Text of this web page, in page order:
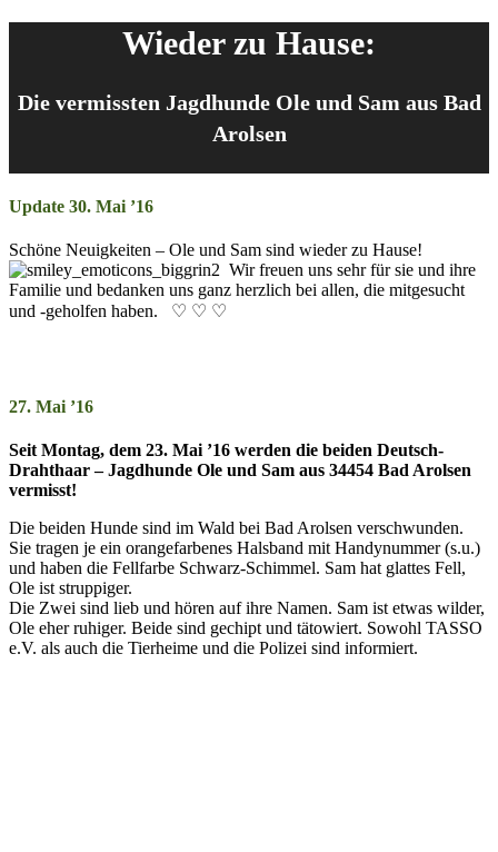
Wieder zu Hause:
Die vermissten Jagdhunde Ole und Sam aus Bad
Arolsen
Update 30. Mai ’16
Schöne Neu­ig­keit­en – Ole und Sam sind wie­der zu Hau­se!
Wir freu­en uns sehr für sie und ihre
Fa­mil­ie und be­dank­en uns ganz herz­lich bei all­en, die mit­ge­sucht
und -ge­hol­fen ha­ben. ♡ ♡ ♡
27. Mai ’16
Seit Montag, dem 23. Mai ’16 wer­den die bei­den Deutsch-
Draht­haar – Jagd­hun­­de Ole und Sam aus 34454 Bad Arolsen
ver­misst!
Die beiden Hunde sind im Wald bei Bad Arolsen ver­schwun­den.
Sie tra­gen je ein orange­far­ben­es Hals­band mit Han­dy­num­mer (s.u.)
und ha­ben die Fell­far­be Schwarz-Schim­mel. Sam hat glatt­es Fell,
Ole ist strupp­ig­er.
Die Zwei sind lieb und hör­en auf ihre Na­men. Sam ist et­was wil­der,
Ole eher ruhig­er. Beide sind ge­chipt und tä­to­wiert. So­wohl TASSO
e.V. als auch die Tier­hei­me und die Poli­zei sind in­for­miert.